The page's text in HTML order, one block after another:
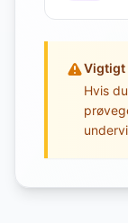
Vigtigt
Hvis